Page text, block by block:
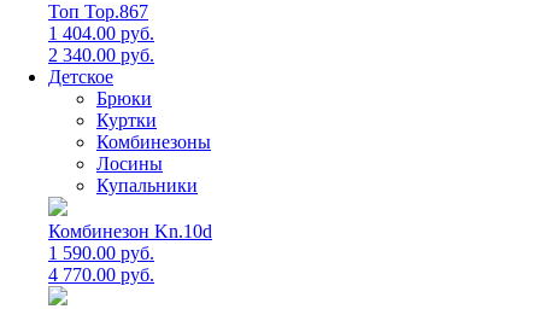
Топ Top.867
1 404.00 руб.
2 340.00 руб.
Детское
Брюки
Куртки
Комбинезоны
Лосины
Купальники
Комбинезон Kn.10d
1 590.00 руб.
4 770.00 руб.